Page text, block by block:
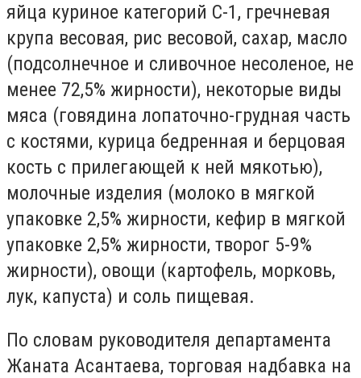
яйца куриное категорий С-1, гречневая
крупа весовая, рис весовой, сахар, масло
(подсолнечное и сливочное несоленое, не
менее 72,5% жирности), некоторые виды
мяса (говядина лопаточно-грудная часть
с костями, курица бедренная и берцовая
кость с прилегающей к ней мякотью),
молочные изделия (молоко в мягкой
упаковке 2,5% жирности, кефир в мягкой
упаковке 2,5% жирности, творог 5-9%
жирности), овощи (картофель, морковь,
лук, капуста) и соль пищевая.
По словам руководителя департамента
Жаната Асантаева, торговая надбавка на